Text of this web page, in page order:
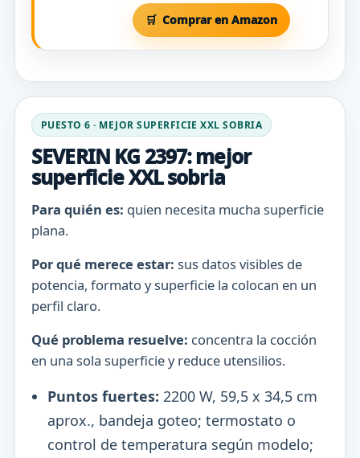
Comprar en Amazon
PUESTO 6 · MEJOR SUPERFICIE XXL SOBRIA
SEVERIN KG 2397: mejor
superficie XXL sobria
Para quién es: quien necesita mucha superficie
plana.
Por qué merece estar: sus datos visibles de
potencia, formato y superficie la colocan en un
perfil claro.
Qué problema resuelve: concentra la cocción
en una sola superficie y reduce utensilios.
Puntos fuertes: 2200 W, 59,5 x 34,5 cm
aprox., bandeja goteo; termostato o
control de temperatura según modelo;